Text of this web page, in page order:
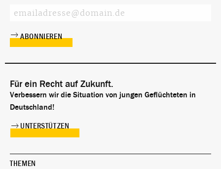
Für ein Recht auf Zukunft.
Verbessern wir die Situation von jungen Geflüchteten in
Deutschland!
UNTERSTÜTZEN
THEMEN